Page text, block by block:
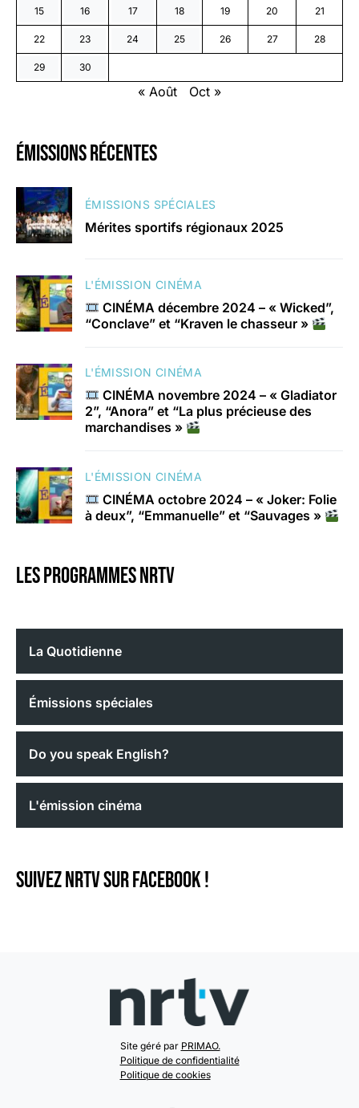
15 16 17 18 19 20 21
22 23 24 25 26 27 28
29 30
« Août Oct »
émissions récentes
ÉMISSIONS SPÉCIALES
Mérites sportifs régionaux 2025
L'ÉMISSION CINÉMA
CINÉMA décembre 2024 – « Wicked”,
“Conclave” et “Kraven le chasseur »
L'ÉMISSION CINÉMA
CINÉMA novembre 2024 – « Gladiator
2”, “Anora” et “La plus précieuse des
marchandises »
L'ÉMISSION CINÉMA
CINÉMA octobre 2024 – « Joker: Folie
à deux”, “Emmanuelle” et “Sauvages »
Les programmes nrtv
La Quotidienne
Émissions spéciales
Do you speak English?
L'émission cinéma
Suivez NRTV sur Facebook !
Site géré par PRIMAO.
Politique de confidentialité
Politique de cookies